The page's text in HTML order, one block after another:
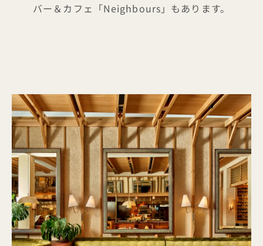
バー＆カフェ「Neighbours」もあります。